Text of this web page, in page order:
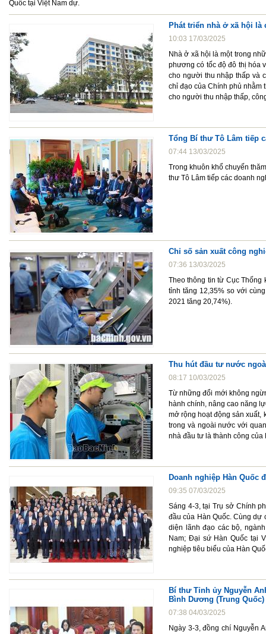
Quốc tại Việt Nam dự.
Phát triển nhà ở xã hội
10:03 17/03/2025
Nhà ở xã hội là một trong
phương có tốc độ đô thị hóa
cho người thu nhập thấp và
chỉ đạo của Chính phủ nhằm
cho người thu nhập thấp,
Tổng Bí thư Tô Lâm tiếp
07:44 13/03/2025
Trong khuôn khổ chuyến
thư Tô Lâm tiếp các doanh
Chỉ số sản xuất công
07:36 13/03/2025
Theo thông tin từ Cục Thống
tỉnh tăng 12,35% so với
2021 tăng 20,74%).
Thu hút đầu tư nước
08:17 10/03/2025
Từ những đổi mới không
hành chính, nâng cao năng
mở rộng hoạt động sản xuất,
trong và ngoài nước với
nhà đầu tư là thành công của
Doanh nghiệp Hàn Quốc
09:35 07/03/2025
Sáng 4-3, tại Trụ sở Chính
đầu của Hàn Quốc. Cùng
diện lãnh đạo các bộ,
Nam; Đại sứ Hàn Quốc tại
nghiệp tiêu biểu của Hàn
Bí thư Tỉnh ủy Nguyễn
Bình Dương (Trung Quốc)
07:38 04/03/2025
Ngày 3-3, đồng chí Nguyễn